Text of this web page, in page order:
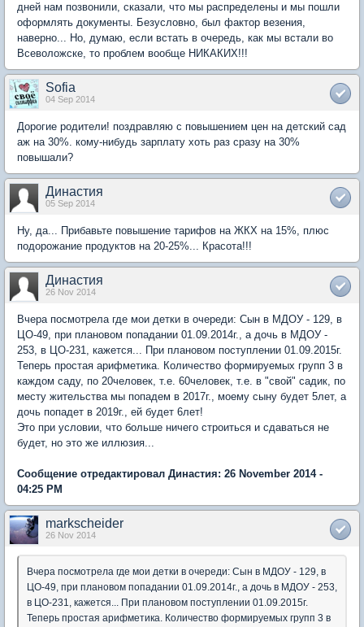
дней нам позвонили, сказали, что мы распределены и мы пошли
оформлять документы. Безусловно, был фактор везения,
наверно... Но, думаю, если встать в очередь, как мы встали во
Всеволожске, то проблем вообще НИКАКИХ!!!
Sofia
04 Sep 2014
Дорогие родители! поздравляю с повышением цен на детский сад
аж на 30%. кому-нибудь зарплату хоть раз сразу на 30%
повышали?
Династия
05 Sep 2014
Ну, да... Прибавьте повышение тарифов на ЖКХ на 15%, плюс
подорожание продуктов на 20-25%... Красота!!!
Династия
26 Nov 2014
Вчера посмотрела где мои детки в очереди: Сын в МДОУ - 129, в
ЦО-49, при плановом попадании 01.09.2014г., а дочь в МДОУ -
253, в ЦО-231, кажется... При плановом поступлении 01.09.2015г.
Теперь простая арифметика. Количество формируемых групп 3 в
каждом саду, по 20человек, т.е. 60человек, т.е. в "свой" садик, по
месту жительства мы попадем в 2017г., моему сыну будет 5лет, а
дочь попадет в 2019г., ей будет 6лет!
Это при условии, что больше ничего строиться и сдаваться не
будет, но это же иллюзия...
Сообщение отредактировал Династия: 26 November 2014 -
04:25 PM
markscheider
26 Nov 2014
Вчера посмотрела где мои детки в очереди: Сын в МДОУ - 129, в
ЦО-49, при плановом попадании 01.09.2014г., а дочь в МДОУ - 253,
в ЦО-231, кажется... При плановом поступлении 01.09.2015г.
Теперь простая арифметика. Количество формируемых групп 3 в